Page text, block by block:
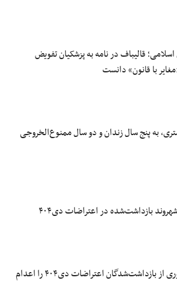
قالیباف در نامه به پزشکیان تفویض
با قانون» دانست
به پنج سال زندان و دو سال ممنوع‌الخروجی
بازداشت‌شده در اعتراضات دی۴۰۴
جمهوری اسلامی فتح‌الله آوری از بازداشت‌شدگان اعتراضات دی۴۰۴ را اعدام